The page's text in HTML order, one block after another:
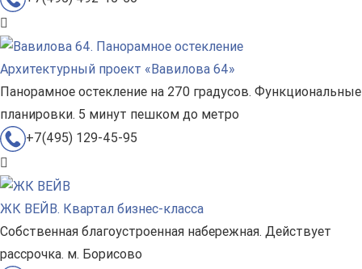
Архитектурный проект «Вавилова 64»
Панорамное остекление на 270 градусов. Функциональные
планировки. 5 минут пешком до метро
+7(495) 129-45-95
ЖК ВЕЙВ. Квартал бизнес-класса
Собственная благоустроенная набережная. Действует
рассрочка. м. Борисово